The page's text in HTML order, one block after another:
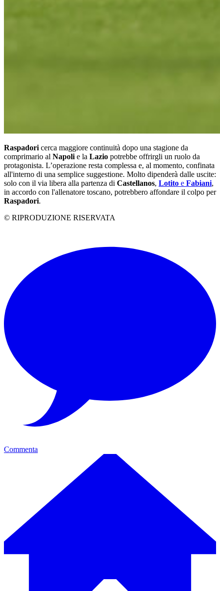
Raspadori cerca maggiore continuità dopo una stagione da
comprimario al Napoli e la Lazio potrebbe offrirgli un ruolo da
protagonista. L’operazione resta complessa e, al momento, confinata
all'interno di una semplice suggestione. Molto dipenderà dalle uscite:
solo con il via libera alla partenza di Castellanos, Lotito e Fabiani,
in accordo con l'allenatore toscano, potrebbero affondare il colpo per
Raspadori.
© RIPRODUZIONE RISERVATA
Commenta